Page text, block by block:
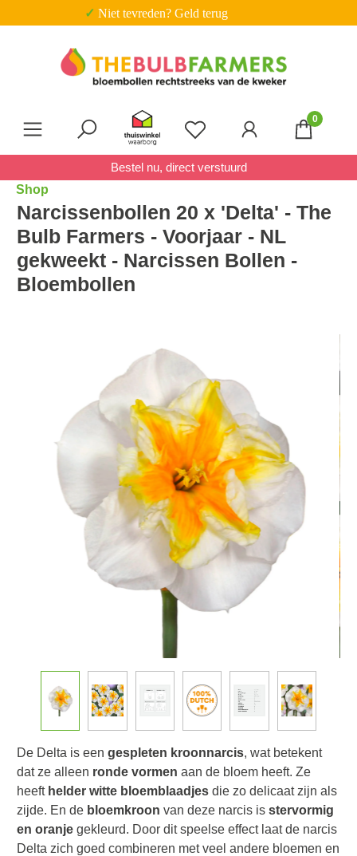
Ga naar de hoofdinhoud ✓ Trustpilot score 4.7 van 5
Je hebt 0 items op je
0
Bestel nu, direct verstuurd
Shop
Narcissenbollen 20 x 'Delta' - The
Bulb Farmers - Voorjaar - NL
gekweekt - Narcissen Bollen -
Bloembollen
De Delta is een gespleten kroonnarcis, wat betekent
dat ze alleen ronde vormen aan de bloem heeft. Ze
heeft helder witte bloemblaadjes die zo delicaat zijn als
zijde. En de bloemkroon van deze narcis is stervormig
en oranje gekleurd. Door dit speelse effect laat de narcis
Delta zich goed combineren met veel andere bloemen en